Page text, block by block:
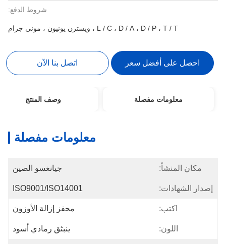
شروط الدفع:
L / C ، D / A ، D / P ، T / T ، ويسترن يونيون ، موني جرام
احصل على أفضل سعر اتصل بنا الآن
معلومات مفصلة وصف المنتج
معلومات مفصلة
مكان المنشأ: جيانغسو الصين
إصدار الشهادات: ISO9001/ISO14001
اكتب: محفز إزالة الأوزون
اللون: ينبثق رمادي أسود